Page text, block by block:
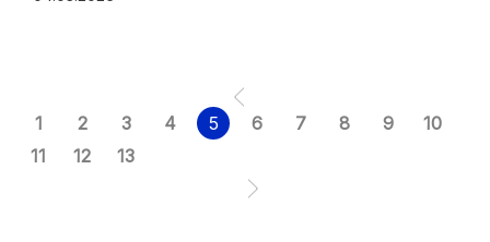
1 2 3 4 5 6 7 8 9
10
11
12 13